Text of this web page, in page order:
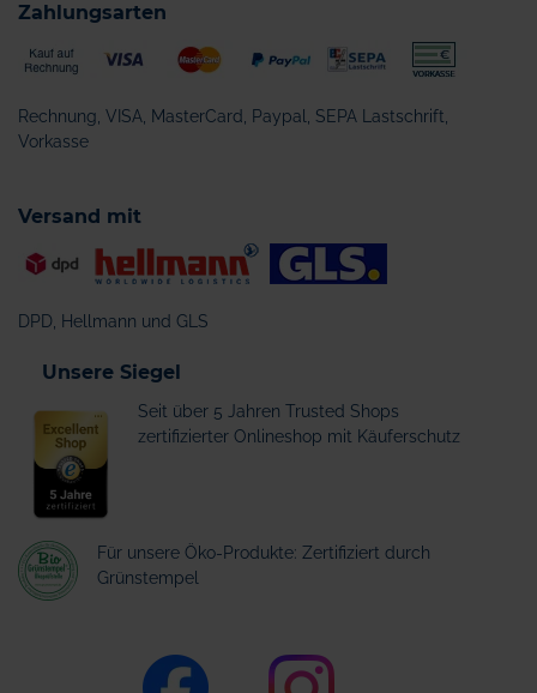
Zahlungsarten
Rechnung, VISA, MasterCard, Paypal, SEPA Lastschrift,
Vorkasse
Versand mit
DPD, Hellmann und GLS
Unsere Siegel
Seit über 5 Jahren Trusted Shops
zertifizierter Onlineshop mit Käuferschutz
Für unsere Öko-Produkte: Zertifiziert durch
Grünstempel